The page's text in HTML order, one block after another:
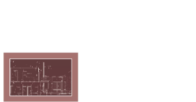
העמקת התכנון
שלב 1/50